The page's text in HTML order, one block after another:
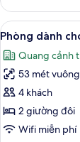
Phòng
Suite
Executive,
phòng
thông
nhau
Xem
tất
cả
ảnh
Phòng
dành
cho
8
Phòng dành
Quang cảnh
53 mét vuông
4 khách
2 giường đôi
Wifi miễn phí